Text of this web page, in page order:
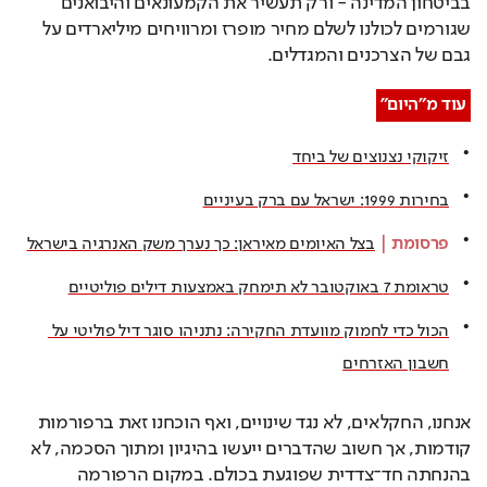
שגורמים לכולנו לשלם מחיר מופרז ומרוויחים מיליארדים על
גבם של הצרכנים והמגדלים.
עוד מ"היום"
זיקוקי נצנוצים של ביחד
בחירות 1999: ישראל עם ברק בעיניים
פרסומת | בצל האיומים מאיראן: כך נערך משק האנרגיה בישראל
טראומת 7 באוקטובר לא תימחק באמצעות דילים פוליטיים
הכול כדי לחמוק מוועדת החקירה: נתניהו סוגר דיל פוליטי על
חשבון האזרחים
אנחנו, החקלאים, לא נגד שינויים, ואף הוכחנו זאת ברפורמות
קודמות, אך חשוב שהדברים ייעשו בהיגיון ומתוך הסכמה, לא
בהנחתה חד־צדדית שפוגעת בכולם. במקום הרפורמה